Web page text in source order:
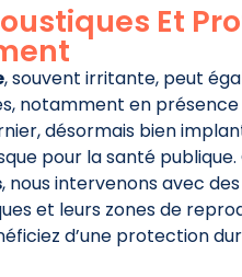
Et
, souvent irritante, peut
notamment en
désormais bien
pour la santé publique.
, nous intervenons avec
et leurs zones de
d’une protection